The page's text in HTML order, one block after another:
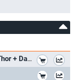
Marvel Studios Thor Bundle (Teil 1+2+3) Thor + Dark Kingdom + Tag der Entscheidung [3-Blu-ray]